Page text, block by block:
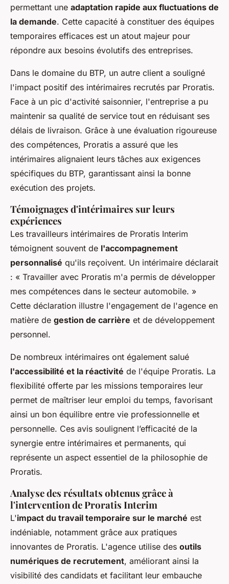
permettant une adaptation rapide aux fluctuations de
la demande. Cette capacité à constituer des équipes
temporaires efficaces est un atout majeur pour
répondre aux besoins évolutifs des entreprises.
Dans le domaine du BTP, un autre client a souligné
l'impact positif des intérimaires recrutés par Proratis.
Face à un pic d'activité saisonnier, l'entreprise a pu
maintenir sa qualité de service tout en réduisant ses
délais de livraison. Grâce à une évaluation rigoureuse
des compétences, Proratis a assuré que les
intérimaires alignaient leurs tâches aux exigences
spécifiques du BTP, garantissant ainsi la bonne
exécution des projets.
Témoignages d'intérimaires sur leurs
expériences
Les travailleurs intérimaires de Proratis Interim
témoignent souvent de l'accompagnement
personnalisé qu'ils reçoivent. Un intérimaire déclarait
: « Travailler avec Proratis m'a permis de développer
mes compétences dans le secteur automobile. »
Cette déclaration illustre l'engagement de l'agence en
matière de gestion de carrière et de développement
personnel.
De nombreux intérimaires ont également salué
l'accessibilité et la réactivité de l'équipe Proratis. La
flexibilité offerte par les missions temporaires leur
permet de maîtriser leur emploi du temps, favorisant
ainsi un bon équilibre entre vie professionnelle et
personnelle. Ces avis soulignent l’efficacité de la
synergie entre intérimaires et permanents, qui
représente un aspect essentiel de la philosophie de
Proratis.
Analyse des résultats obtenus grâce à
l'intervention de Proratis Interim
L'impact du travail temporaire sur le marché est
indéniable, notamment grâce aux pratiques
innovantes de Proratis. L'agence utilise des outils
numériques de recrutement, améliorant ainsi la
visibilité des candidats et facilitant leur embauche